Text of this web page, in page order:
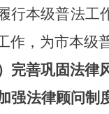
行本级普法工
作，为市本级
）完善巩固法律
强法律顾问制